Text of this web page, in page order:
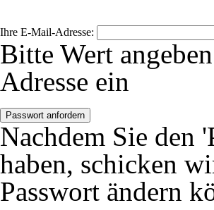
Ihre E-Mail-Adresse:
Bitte Wert
Adresse ein
Passwort anfordern
Nachdem Sie den
haben, schicken
Passwort ändern